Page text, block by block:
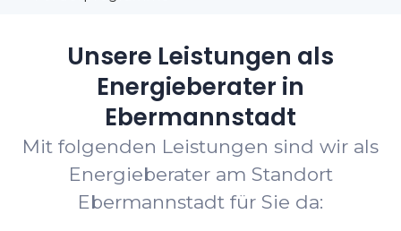
Unsere Leistungen als
Energieberater in
Ebermannstadt
Mit folgenden Leistungen sind wir als
Energieberater am Standort
Ebermannstadt für Sie da: